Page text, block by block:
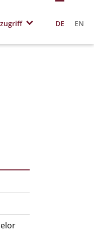
DE EN